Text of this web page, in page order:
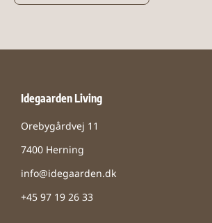
Idegaarden Living
Orebygårdvej 11
7400 Herning
info@idegaarden.dk
+45 97 19 26 33